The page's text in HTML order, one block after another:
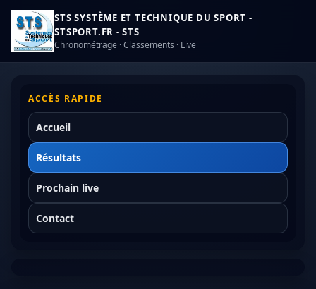
STS SYSTÈME ET TECHNIQUE DU SPORT -
STSPORT.FR - STS
Chronométrage · Classements · Live
ACCÈS RAPIDE
Accueil
Résultats
Prochain live
Contact